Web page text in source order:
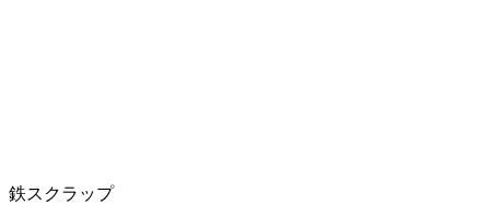
鉄スクラップ